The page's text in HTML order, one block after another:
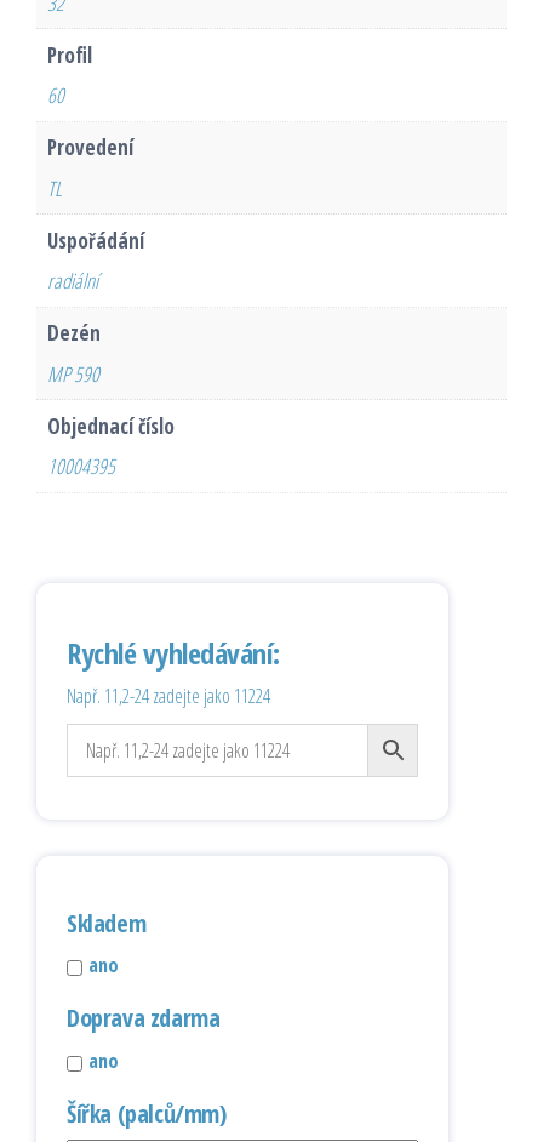
Profil
60
Provedení
TL
Uspořádání
radiální
Dezén
MP 590
Objednací číslo
10004395
Rychlé vyhledávání:
Např. 11,2-24 zadejte jako 11224
Skladem
ano
Doprava zdarma
ano
Šířka (palců/mm)